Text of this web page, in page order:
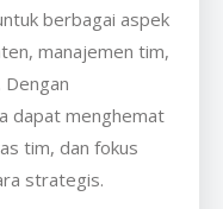
berbagai aspek
manajemen tim,
dapat menghemat
tim, dan fokus
strategis.